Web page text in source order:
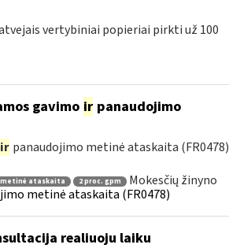
vertybiniai popieriai pirkti už 100
gavimo irpanaudojimo
ir panaudojimo metinė ataskaita (FR0478)
ataskaita 2 proc. gpm
Mokesčių žinyno
metinė ataskaita (FR0478)
realiuoju laiku